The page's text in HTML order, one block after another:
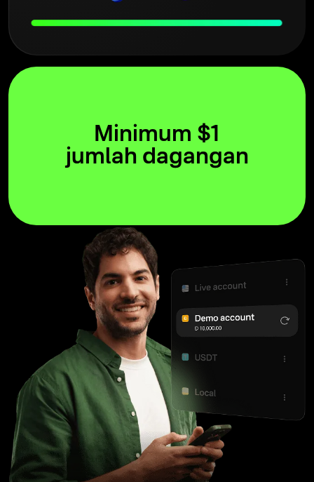
Minimum $1
jumlah dagangan